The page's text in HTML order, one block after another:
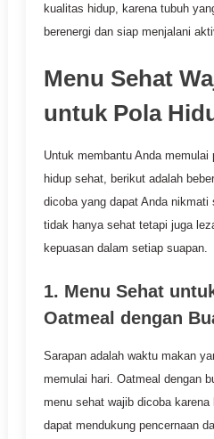
kualitas hidup, karena tubuh
berenergi dan siap menjalani
Menu Sehat
untuk Pola
Untuk membantu Anda memulai
hidup sehat, berikut adalah
dicoba yang dapat Anda nikmati
tidak hanya sehat tetapi juga
kepuasan dalam setiap suapan.
1. Menu Sehat
Oatmeal dengan
Sarapan adalah waktu makan
memulai hari. Oatmeal dengan
menu sehat wajib dicoba
dapat mendukung pencernaan